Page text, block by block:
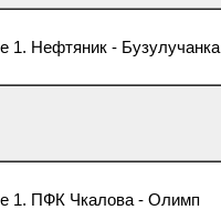
1. Нефтяник - Бузулучанка
1. ПФК Чкалова - Олимп